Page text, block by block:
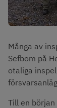
Många av
Sefbom på
otaliga
Till en